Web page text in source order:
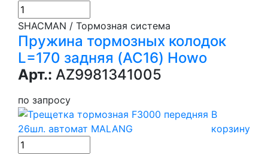
SHACMAN / Тормозная система
Пружина тормозных колодок
L=170 задняя (AC16) Howo
Арт.: AZ9981341005
по запросу
В
корзину